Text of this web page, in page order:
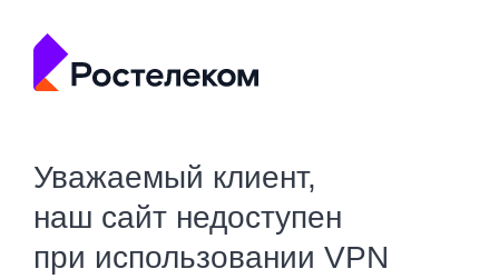
Уважаемый клиент,
наш сайт недоступен
при использовании VPN